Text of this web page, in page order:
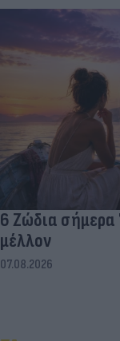
6 Ζώδια σήμερα
μέλλον
07.08.2026